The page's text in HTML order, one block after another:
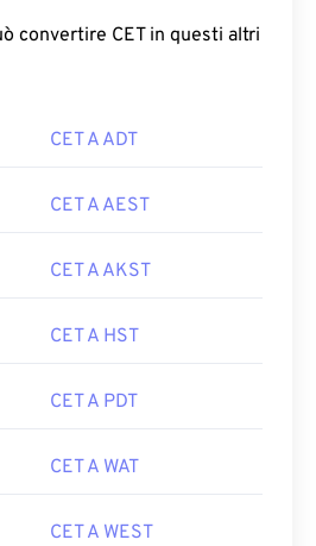
convertire CET in questi altri
CET A ADT
CET A AEST
CET A AKST
CET A HST
CET A PDT
CET A WAT
CET A WEST